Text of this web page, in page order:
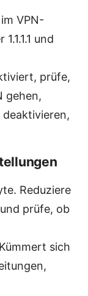
VPN-
und
prüfe,
gehen,
Reduziere
prüfe, ob
sich